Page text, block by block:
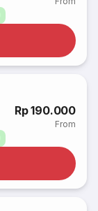
Rp 190.000
From